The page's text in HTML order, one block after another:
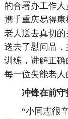
的合署办工作人
携手重庆易得
老人送去真切的
送去了慰问品
训练，讲解正
每一位失能老人
冲锋在前
“小同志很辛